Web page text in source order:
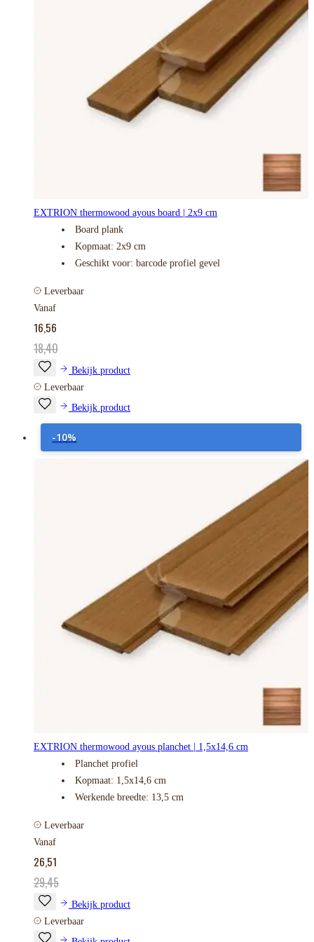
EXTRION thermowood ayous board | 2x9 cm
Board plank
Kopmaat: 2x9 cm
Geschikt voor: barcode profiel gevel
Leverbaar
Vanaf
16,56
18,40
Bekijk product
Leverbaar
Bekijk product
-10%
EXTRION thermowood ayous planchet | 1,5x14,6 cm
Planchet profiel
Kopmaat: 1,5x14,6 cm
Werkende breedte: 13,5 cm
Leverbaar
Vanaf
26,51
29,45
Bekijk product
Leverbaar